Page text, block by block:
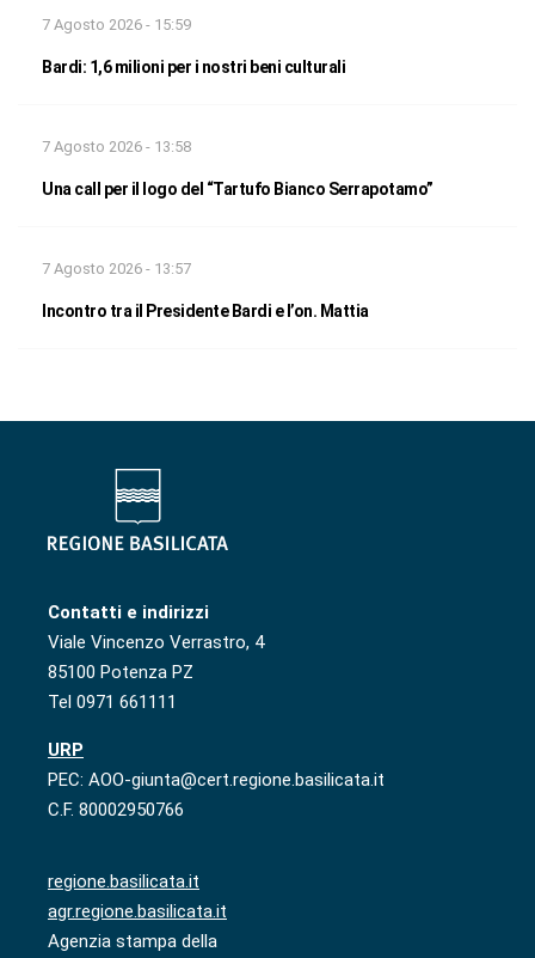
7 Agosto 2026 - 15:59
Bardi: 1,6 milioni per i nostri beni culturali
7 Agosto 2026 - 13:58
Una call per il logo del “Tartufo Bianco Serrapotamo”
7 Agosto 2026 - 13:57
Incontro tra il Presidente Bardi e l’on. Mattia
Contatti e indirizzi
Viale Vincenzo Verrastro, 4
85100 Potenza PZ
Tel 0971 661111
URP
PEC: AOO-giunta@cert.regione.basilicata.it
C.F. 80002950766
regione.basilicata.it
agr.regione.basilicata.it
Agenzia stampa della